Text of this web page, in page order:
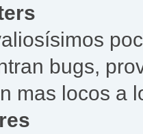
bugs,
mas locos a